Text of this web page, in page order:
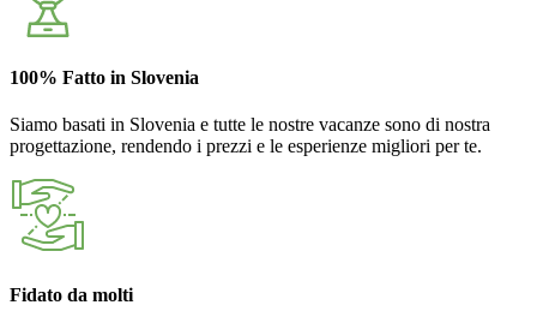
100% Fatto in Slovenia
Siamo basati in Slovenia e tutte le nostre vacanze sono di nostra
progettazione, rendendo i prezzi e le esperienze migliori per te.
Fidato da molti